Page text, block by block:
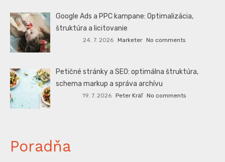
Google Ads a PPC kampane: Optimalizácia,
štruktúra a licitovanie
24. 7. 2026 Marketer No comments
Petičné stránky a SEO: optimálna štruktúra,
schema markup a správa archívu
19. 7. 2026 Peter Kráľ No comments
Poradňa